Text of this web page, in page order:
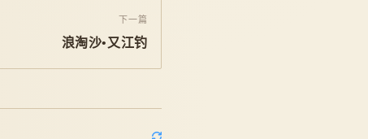
下一篇
浪淘沙•又江钓